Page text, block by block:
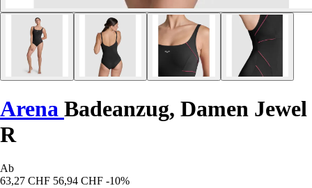
Arena Badeanzug, Damen Jewel
R
Ab
63,27 CHF 56,94 CHF -10%